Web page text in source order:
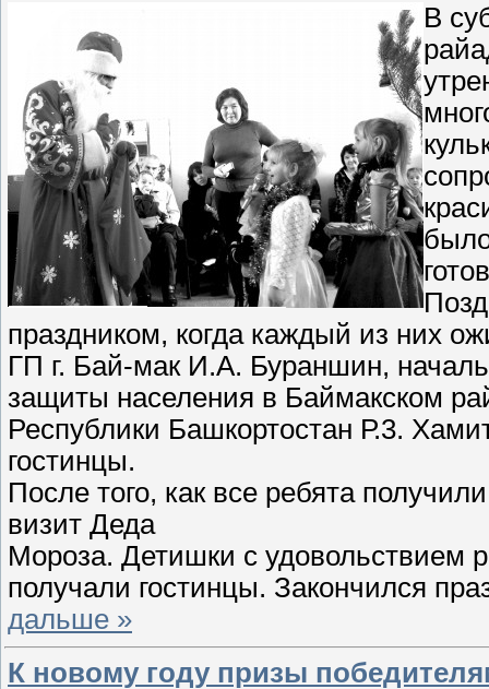
В
праздником, когда каждый из них
ГП г. Бай-мак И.А. Бураншин,
защиты населения в Баймакском
Республики Башкортостан Р.3.
гостинцы.
После того, как все ребята
визит Деда
Мороза. Детишки с удовольствием
получали гостинцы. Закончился
дальше »
К новому году призы